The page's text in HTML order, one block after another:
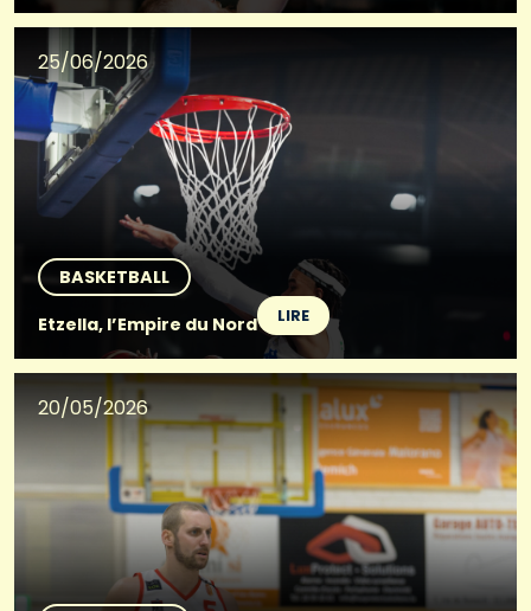
25/06/2026
BASKETBALL
Etzella, l’Empire du Nord
LIRE
20/05/2026